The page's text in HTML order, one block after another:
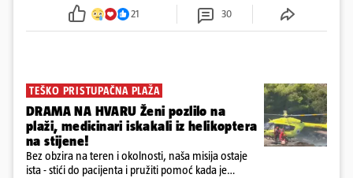
tamošnji liječnici ne vjeruju u oporavak: 'Imamo
21 30
TEŠKO PRISTUPAČNA PLAŽA
DRAMA NA HVARU Ženi pozlilo na
plaži, medicinari iskakali iz helikoptera
na stijene!
Bez obzira na teren i okolnosti, naša misija ostaje
ista - stići do pacijenta i pružiti pomoć kada je